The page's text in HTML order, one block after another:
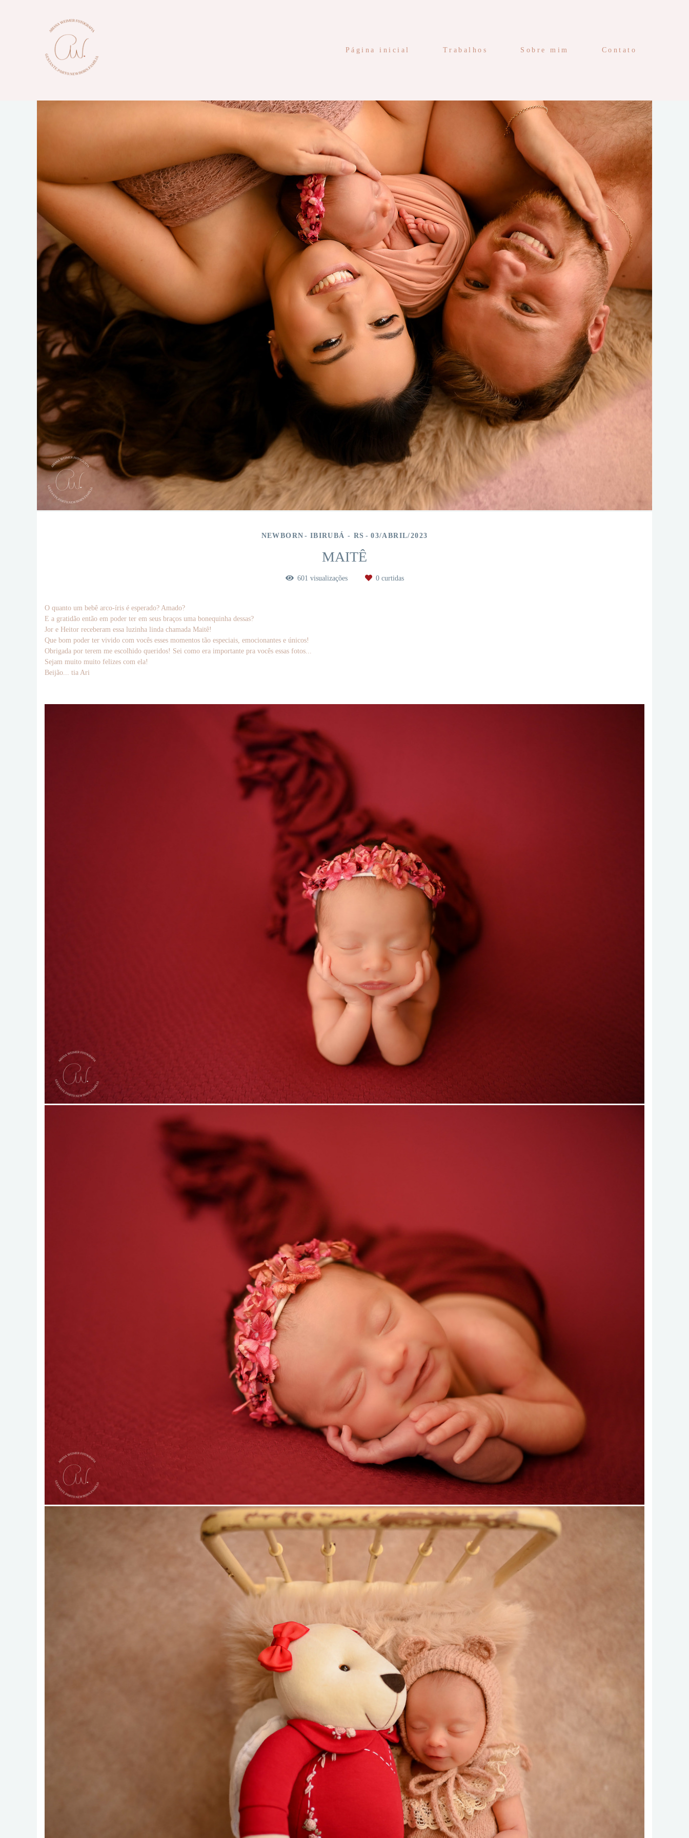
Página inicial Trabalhos Sobre mim Contato
NEWBORN IBIRUBÁ - RS 03/ABRIL/2023
MAITÊ
601 visualizações 0curtidas
O quanto um bebê arco-íris é esperado? Amado?
E a gratidão então em poder ter em seus braços uma bonequinha dessas?
Jor e Heitor receberam essa luzinha linda chamada Maitê!
Que bom poder ter vivido com vocês esses momentos tão especiais, emocionantes e únicos!
Obrigada por terem me escolhido queridos! Sei como era importante pra vocês essas fotos...
Sejam muito muito felizes com ela!
Beijão... tia Ari